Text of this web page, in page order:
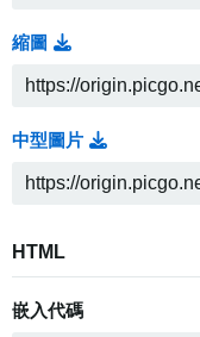
縮圖
中型圖片
HTML
嵌入代碼